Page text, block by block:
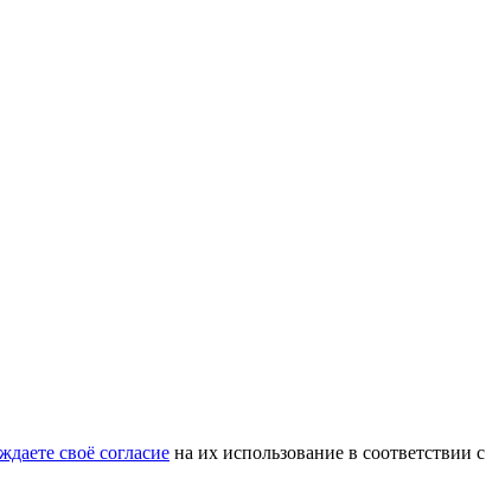
своё согласие на их использование в соответствии с